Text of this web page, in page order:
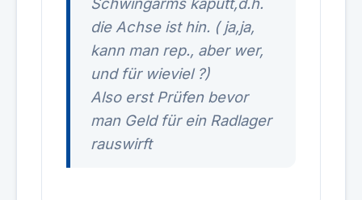
die Achse ist hin. ( ja,ja,
kann man rep., aber wer,
und für wieviel ?)
Also erst Prüfen bevor
man Geld für ein Radlager
rauswirft